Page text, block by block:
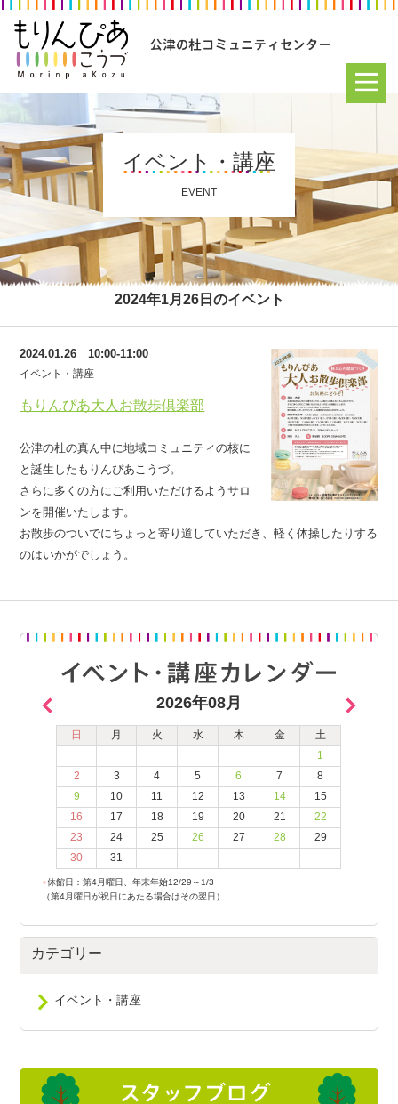
イベント・講座
EVENT
2024年1月26日のイベント
もりんぴあ大人お散歩倶楽部
2024.01.26 10:00-11:00
イベント・講座
公津の杜の真ん中に地域コミュニティの核に
と誕生したもりんぴあこうづ。
さらに多くの方にご利用いただけるようサロ
ンを開催いたします。
お散歩のついでにちょっと寄り道していただき、軽く体操したりする
のはいかがでしょう。
2026年08月
日 月 火 水 木 金
土
1
2
3 4 5 6 7
8
9
10 11 12 13 14
15
16
17 18 19 20 21
22
23
24 25 26 27 28
29
30
31
●休館日：第4月曜日、年末年始12/29～1/3
（第4月曜日が祝日にあたる場合はその翌日）
カテゴリー
イベント・講座